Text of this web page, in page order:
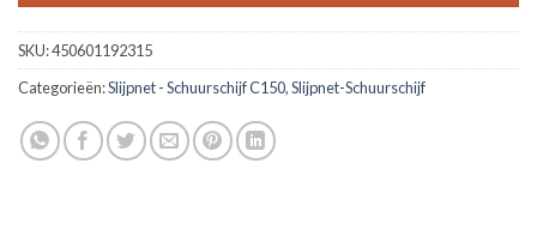
SKU:450601192315
Categorieën:Slijpnet - Schuurschijf C150,Slijpnet-Schuurschijf